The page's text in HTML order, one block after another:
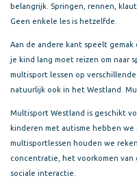
belangrijk. Springen, rennen,
Geen enkele les is hetzelfde.
Aan de andere kant speelt
je kind lang moet reizen om naar
multisport lessen op
natuurlijk ook in het Westland.
Multisport Westland is geschikt
kinderen met autisme hebben we
multisportlessen houden we
concentratie, het voorkomen
sociale interactie.